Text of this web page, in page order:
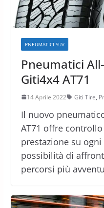
PNEUMATICI SUV
Pneumatici
Giti4x4 AT71
14 Aprile 2022 Giti Tire,
Il nuovo
AT71 offre
prestazione su
possibilità di
percorsi più